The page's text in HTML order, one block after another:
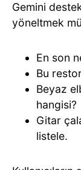
Gemini
yöneltmek
En son
Bu
Beyaz
hangisi?
Gitar
listele.